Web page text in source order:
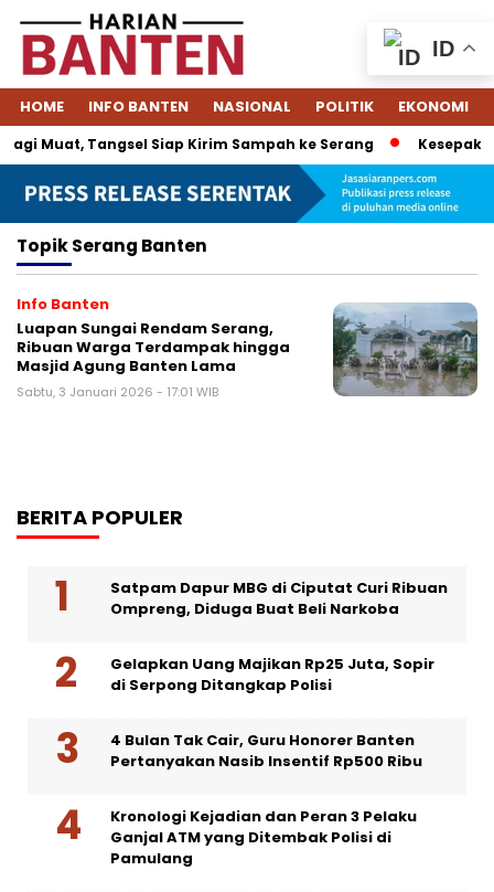
HOME INFO BANTEN NASIONAL POLITIK EKONOMI
Muat, Tangsel Siap Kirim Sampah ke Serang
TopikSerang Banten
Info Banten
Luapan Sungai Rendam Serang,
Ribuan Warga Terdampak hingga
Masjid Agung Banten Lama
Sabtu, 3 Januari 2026 - 17:01 WIB
BERITA POPULER
Satpam Dapur MBG di Ciputat Curi Ribuan
Ompreng, Diduga Buat Beli Narkoba
Gelapkan Uang Majikan Rp25 Juta, Sopir
di Serpong Ditangkap Polisi
4 Bulan Tak Cair, Guru Honorer Banten
Pertanyakan Nasib Insentif Rp500 Ribu
Kronologi Kejadian dan Peran 3 Pelaku
Ganjal ATM yang Ditembak Polisi di
Pamulang
ID